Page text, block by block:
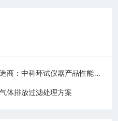
中科环试仪器产品性能与口碑解析
体排放过滤处理方案